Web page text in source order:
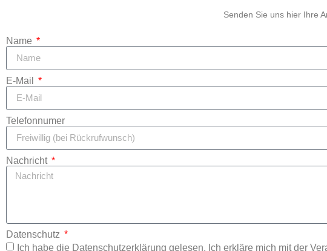
Senden Sie uns hier Ihre
Name
E-Mail
Telefonnumer
Nachricht
Datenschutz
Ich habe die Datenschutzerklärung gelesen. Ich erkläre mich mit der